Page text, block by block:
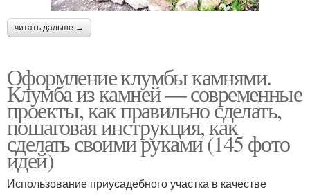
читать дальше →
Оформление клумбы камнями.
Клумба из камней — современные
проекты, как правильно сделать,
пошаговая инструкция, как
сделать своими руками (145 фото
идей)
Использование приусадебного участка в качестве